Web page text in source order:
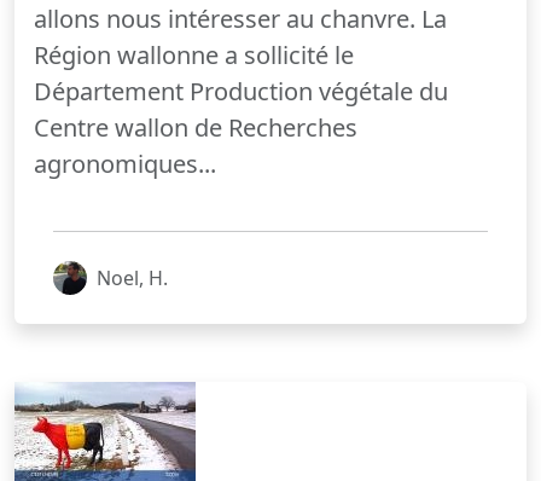
allons nous intéresser au chanvre. La
Région wallonne a sollicité le
Département Production végétale du
Centre wallon de Recherches
agronomiques...
Noel, H.